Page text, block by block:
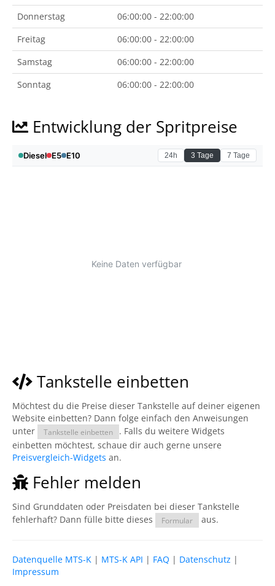
Donnerstag
06:00:00 - 22:00:00
Freitag
06:00:00 - 22:00:00
Samstag
06:00:00 - 22:00:00
Sonntag
06:00:00 - 22:00:00
Entwicklung der Spritpreise
Tankstelle einbetten
Möchtest du die Preise dieser Tankstelle auf deiner eigenen
Website einbetten? Dann folge einfach den Anweisungen
unter
Tankstelle einbetten
. Falls du weitere Widgets
einbetten möchtest, schaue dir auch gerne unsere
Preisvergleich-Widgets an.
Fehler melden
Sind Grunddaten oder Preisdaten bei dieser Tankstelle
fehlerhaft? Dann fülle bitte dieses
Formular aus.
Datenquelle MTS-K | MTS-K API | FAQ | Datenschutz |
Impressum